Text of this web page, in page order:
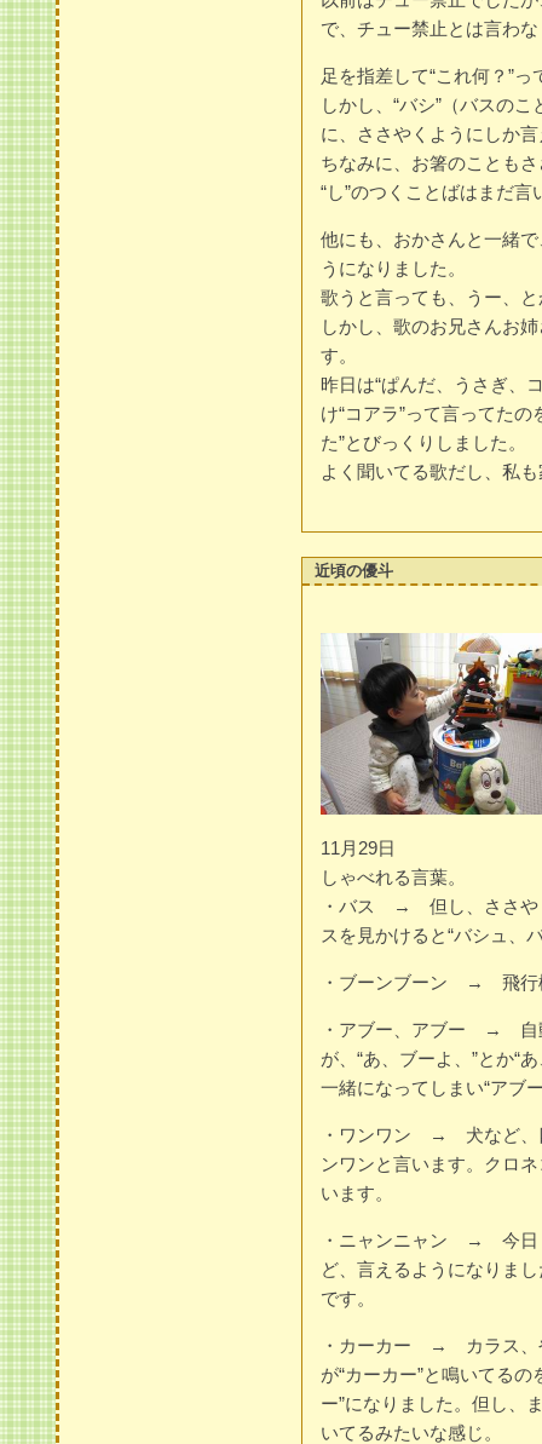
で、チュー禁止とは言わ
足を指差して“これ何？”
しかし、“バシ”（バスの
に、ささやくようにしか
ちなみに、お箸のことも
“し”のつくことばはまだ言
他にも、おかさんと一緒
うになりました。
歌うと言っても、うー、
しかし、歌のお兄さんお
す。
昨日は“ぱんだ、うさぎ、
け“コアラ”って言ってた
た”とびっくりしました。
よく聞いてる歌だし、私
近頃の優斗
11月29日
しゃべれる言葉。
・バス → 但し、ささや
スを見かけると“バシュ、
・ブーンブーン → 飛行
・アブー、アブー → 自
が、“あ、ブーよ、”とか“
一緒になってしまい“アブ
・ワンワン → 犬など、
ンワンと言います。クロ
います。
・ニャンニャン → 今日
ど、言えるようになりま
です。
・カーカー → カラス、
が“カーカー”と鳴いてる
ー”になりました。但し、
いてるみたいな感じ。